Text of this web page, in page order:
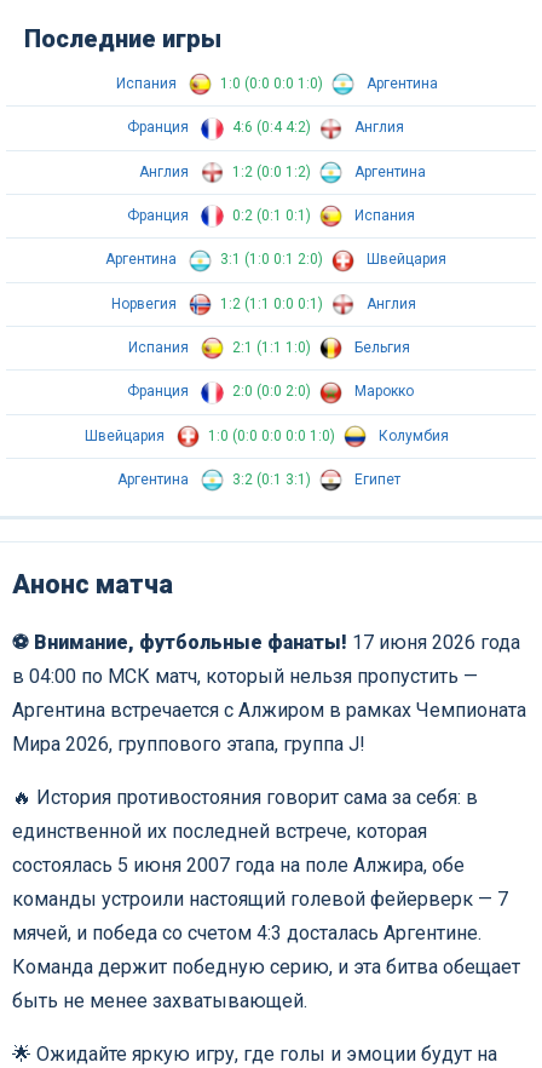
Последние игры
Испания 1:0 (0:0 0:0 1:0) Аргентина
Франция 4:6 (0:4 4:2) Англия
Англия 1:2 (0:0 1:2) Аргентина
Франция 0:2 (0:1 0:1) Испания
Аргентина 3:1 (1:0 0:1 2:0) Швейцария
Норвегия 1:2 (1:1 0:0 0:1) Англия
Испания 2:1 (1:1 1:0) Бельгия
Франция 2:0 (0:0 2:0) Марокко
Швейцария 1:0 (0:0 0:0 0:0 1:0) Колумбия
Аргентина 3:2 (0:1 3:1) Египет
Анонс матча
⚽ Внимание, футбольные фанаты! 17 июня 2026 года
в 04:00 по МСК матч, который нельзя пропустить —
Аргентина встречается с Алжиром в рамках Чемпионата
Мира 2026, группового этапа, группа J!
🔥 История противостояния говорит сама за себя: в
единственной их последней встрече, которая
состоялась 5 июня 2007 года на поле Алжира, обе
команды устроили настоящий голевой фейерверк — 7
мячей, и победа со счетом 4:3 досталась Аргентине.
Команда держит победную серию, и эта битва обещает
быть не менее захватывающей.
🌟 Ожидайте яркую игру, где голы и эмоции будут на